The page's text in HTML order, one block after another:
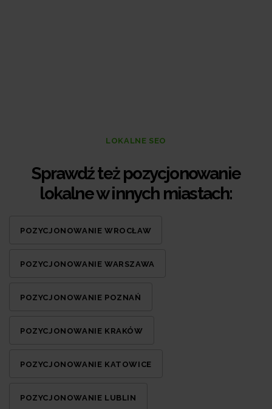
LOKALNE SEO
Sprawdź też pozycjonowanie
lokalne w innych miastach:
POZYCJONOWANIE WROCŁAW
POZYCJONOWANIE WARSZAWA
POZYCJONOWANIE POZNAŃ
POZYCJONOWANIE KRAKÓW
POZYCJONOWANIE KATOWICE
POZYCJONOWANIE LUBLIN